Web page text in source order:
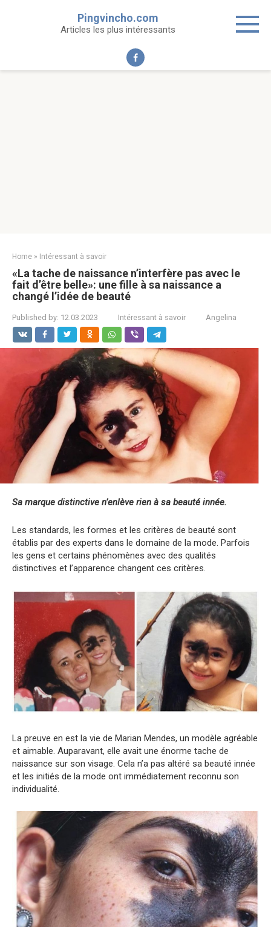
Pingvincho.com
Articles les plus intéressants
Home » Intéressant à savoir
«La tache de naissance n’interfère pas avec le
fait d’être belle»: une fille à sa naissance a
changé l’idée de beauté
Published by: 12.03.2023 Intéressant à savoir Angelina
Sa marque distinctive n’enlève rien à sa beauté innée.
Les standards, les formes et les critères de beauté sont
établis par des experts dans le domaine de la mode. Parfois
les gens et certains phénomènes avec des qualités
distinctives et l’apparence changent ces critères.
La preuve en est la vie de Marian Mendes, un modèle agréable
et aimable. Auparavant, elle avait une énorme tache de
naissance sur son visage. Cela n’a pas altéré sa beauté innée
et les initiés de la mode ont immédiatement reconnu son
individualité.